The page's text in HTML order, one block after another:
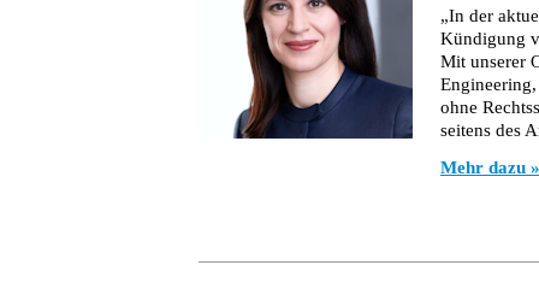
„In der
Kündigung
Mit unserer
ohne
seitens des
Mehr dazu »